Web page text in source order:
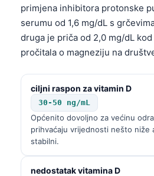
primjena inhibitora protonske
serumu od 1,6 mg/dL s
druga je priča od 2,0 mg/dL
pročitala o magneziju na
ciljni raspon za vitamin D
30-50 ng/mL
Općenito dovoljno za većinu
prihvaćaju vrijednosti nešto niže
stabilni.
nedostatak vitamina D
Norsk bokmål